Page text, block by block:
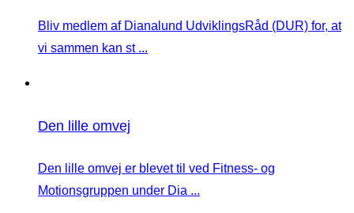
Bliv medlem af Dianalund UdviklingsRåd (DUR) for, at
vi sammen kan st ...
Den lille omvej
Den lille omvej er blevet til ved Fitness- og
Motionsgruppen under Dia ...